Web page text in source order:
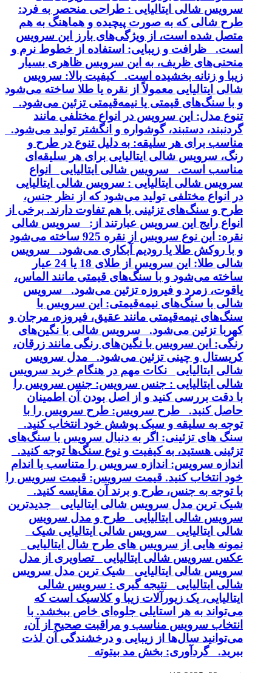
سرویس شالی ایتالیایی : طراحی منحصر به فرد:
طرح شالی که به صورت پیچیده و هماهنگ به هم
متصل شده است، از ویژگی‌های بارز این سرویس
است. ظرافت و زیبایی: استفاده از خطوط نرم و
منحنی‌های ظریف، به این سرویس ظاهری بسیار
زیبا و زنانه بخشیده است. کیفیت بالا: سرویس
شالی ایتالیایی معمولاً از نقره یا طلا ساخته می‌شود
و با سنگ‌های قیمتی یا نیمه‌قیمتی تزئین می‌شود.
تنوع مدل: این سرویس در انواع مختلفی مانند
گردنبند، دستبند، گوشواره و انگشتر تولید می‌شود.
مناسب برای هر سلیقه: به دلیل تنوع در طرح و
رنگ، سرویس شالی ایتالیایی برای هر سلیقه‌ای
مناسب است. سرویس شالی ایتالیایی انواع
سرویس شالی ایتالیایی : سرویس شالی ایتالیایی
در انواع مختلفی تولید می‌شود که از نظر جنس،
طرح و سنگ‌های تزئینی با هم تفاوت دارند. برخی از
انواع رایج این سرویس عبارتند از: سرویس شالی
نقره: این نوع سرویس از نقره 925 ساخته می‌شود
و با روکش طلا یا رودیم آبکاری می‌شود. سرویس
شالی طلا: این سرویس از طلای 18 یا 24 عیار
ساخته می‌شود و با سنگ‌های قیمتی مانند الماس،
یاقوت، زمرد و فیروزه تزئین می‌شود. سرویس
شالی با سنگ‌های نیمه‌قیمتی: این سرویس با
سنگ‌های نیمه‌قیمتی مانند عقیق، فیروزه، مرجان و
کهربا تزئین می‌شود. سرویس شالی با نگین‌های
رنگی: این سرویس با نگین‌های رنگی مانند زرقان،
کریستال و چینی تزئین می‌شود. مدل سرویس
شالی ایتالیایی نکات مهم در هنگام خرید سرویس
شالی ایتالیایی : جنس سرویس: جنس سرویس را
با دقت بررسی کنید و از اصل بودن آن اطمینان
حاصل کنید. طرح سرویس: طرح سرویس را با
توجه به سلیقه و سبک پوشش خود انتخاب کنید.
سنگ های تزئینی: اگر به دنبال سرویس با سنگ‌های
تزئینی هستید، به کیفیت و نوع سنگ‌ها توجه کنید.
اندازه سرویس: اندازه سرویس را متناسب با اندام
خود انتخاب کنید. قیمت سرویس: قیمت سرویس را
با توجه به جنس، طرح و برند آن مقایسه کنید.
شیک ترین مدل سرویس شالی ایتالیایی جدیدترین
سرویس شالی ایتالیایی طرح و مدل سرویس
شالی ایتالیایی سرویس شالی ایتالیایی شیک
نمونه هایی از سرویس های طرح شال ایتالیایی
عکس سرویس شالی ایتالیایی تصاویری از مدل
سرویس شالی ایتالیایی شیک ترین مدل سرویس
شالی ایتالیایی نتیجه گیری : سرویس شالی
ایتالیایی، یک زیورآلات زیبا و کلاسیک است که
می‌تواند به هر استایلی جلوه‌ای خاص ببخشد. با
انتخاب سرویس مناسب و مراقبت صحیح از آن،
می‌توانید سال‌ها از زیبایی و درخشندگی آن لذت
ببرید. گردآوری: بخش مد بیتوته